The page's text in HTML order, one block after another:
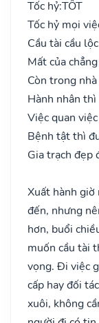
Tốc hỷ:TỐT
Tốc hỷ mọi
Cầu tài cầu
Mất của
Còn trong
Hành nhân
Việc quan
Bệnh tật thì
Gia trạch đẹp
Xuất hành giờ
đến, nhưng
hơn, buổi
muốn cầu tài
vọng. Đi việc
cấp hay đối
xuôi, không